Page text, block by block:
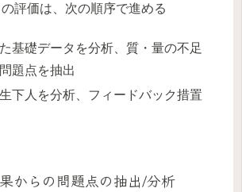
評価は、次の順序で進める
基礎データを分析、質・量の不足
題点を抽出
下人を分析、フィードバック措置
からの問題点の抽出/分析